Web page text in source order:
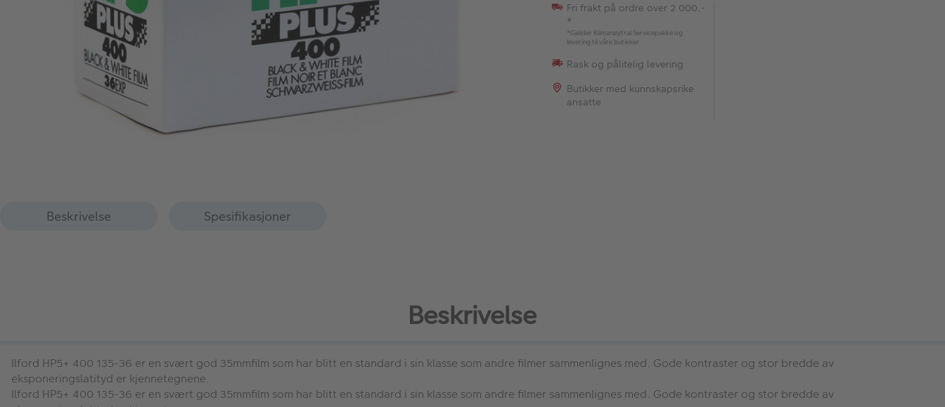
Fri frakt på ordre over 2 000,-
*
*Gjelder Klimanøytral Servicepakke og
levering til våre butikker
Rask og pålitelig levering
Butikker med kunnskapsrike
ansatte
Beskrivelse Spesifikasjoner
Beskrivelse
Ilford HP5+ 400 135-36 er en svært god 35mmfilm som har blitt en standard i sin klasse som andre filmer sammenlignes med. Gode kontraster og stor bredde av
eksponeringslatityd er kjennetegnene.
Ilford HP5+ 400 135-36 er en svært god 35mmfilm som har blitt en standard i sin klasse som andre filmer sammenlignes med. Gode kontraster og stor bredde av